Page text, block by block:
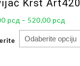
Krst Art420
рсд – 520,00 рсд